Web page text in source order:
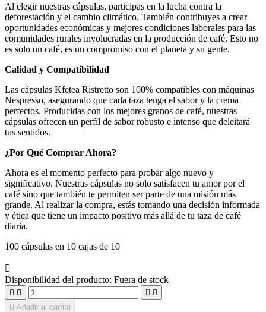
Al elegir nuestras cápsulas, participas en la lucha contra la
deforestación y el cambio climático. También contribuyes a crear
oportunidades económicas y mejores condiciones laborales para las
comunidades rurales involucradas en la producción de café. Esto no
es solo un café, es un compromiso con el planeta y su gente.
Calidad y Compatibilidad
Las cápsulas Kfetea Ristretto son 100% compatibles con máquinas
Nespresso, asegurando que cada taza tenga el sabor y la crema
perfectos. Producidas con los mejores granos de café, nuestras
cápsulas ofrecen un perfil de sabor robusto e intenso que deleitará
tus sentidos.
¿Por Qué Comprar Ahora?
Ahora es el momento perfecto para probar algo nuevo y
significativo. Nuestras cápsulas no solo satisfacen tu amor por el
café sino que también te permiten ser parte de una misión más
grande. Al realizar la compra, estás tomando una decisión informada
y ética que tiene un impacto positivo más allá de tu taza de café
diaria.
100 cápsulas en 10 cajas de 10

Disponibilidad del producto: Fuera de stock
   
 Añadir al carrito